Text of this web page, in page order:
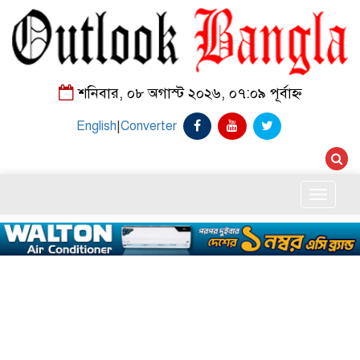
শনিবার, ০৮ অগাস্ট ২০২৬, ০৭:০৯ পূর্বাহ্ন
English|Converter